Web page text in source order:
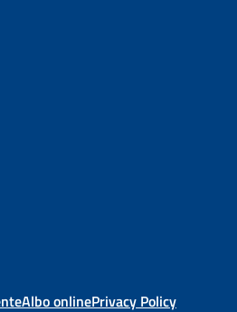
Albo onlinePrivacy Policy